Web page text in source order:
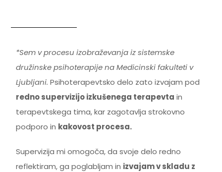
*Sem v procesu izobraževanja iz sistemske
družinske psihoterapije na Medicinski fakulteti v
Ljubljani. Psihoterapevtsko delo zato izvajam pod
redno supervizijoizkušenega terapevta in
terapevtskega tima, kar zagotavlja strokovno
podporo in kakovost procesa.
Supervizija mi omogoča, da svoje delo redno
reflektiram, ga poglabljam in izvajam v skladu z